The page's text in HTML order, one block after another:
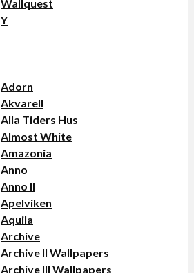
Wallquest
Y
Adorn
Akvarell
Alla Tiders Hus
Almost White
Amazonia
Anno
Anno II
Apelviken
Aquila
Archive
Archive II Wallpapers
Archive III Wallpapers